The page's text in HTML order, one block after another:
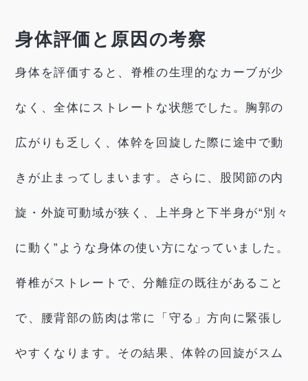
身体評価と原因の考察
身体を評価すると、脊椎の生理的なカーブが少
なく、全体にストレートな状態でした。胸郭の
広がりも乏しく、体幹を回旋した際に途中で動
きが止まってしまいます。さらに、股関節の内
旋・外旋可動域が狭く、上半身と下半身が“別々
に動く”ような身体の使い方になっていました。
脊椎がストレートで、分離症の既往があること
で、腰背部の筋肉は常に「守る」方向に緊張し
やすくなります。その結果、体幹の回旋がスム